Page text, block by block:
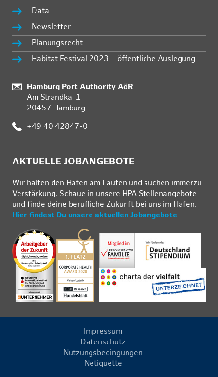
Data
Newsletter
Planungsrecht
Habitat Festival 2023 – öffentliche Auslegung
Standort:
Hamburg Port Authority AöR
Am Strandkai 1
20457 Hamburg
Telefon:
+49 40 42847-0
AKTUELLE JOBANGEBOTE
Wir hal­ten den Ha­fen am Lau­fen und su­chen im­mer­zu
Ver­stär­kung. Schau­e in un­se­re HPA Stel­len­an­ge­bo­te
und fin­de deine be­ruf­li­che Zu­kunft bei uns im Ha­fen.
Hier findest Du unsere aktuellen Jobangebote
Impressum
Datenschutz
Nutzungsbedingungen
Netiquette